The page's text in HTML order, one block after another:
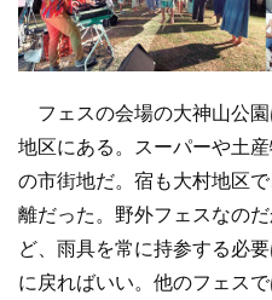
フェスの会場の大神山公
地区にある。スーパーや土
の市街地だ。宿も大村地区
離だった。野外フェスなの
ど、雨具を常に持参する必
に戻ればいい。他のフェス